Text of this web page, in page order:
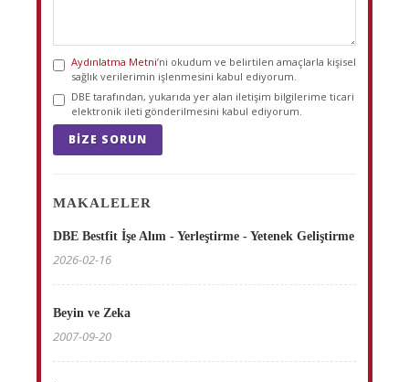
Aydınlatma Metni’ni okudum ve belirtilen amaçlarla kişisel
sağlık verilerimin işlenmesini kabul ediyorum.
DBE tarafından, yukarıda yer alan iletişim bilgilerime ticari
elektronik ileti gönderilmesini kabul ediyorum.
BIZE SORUN
MAKALELER
DBE Bestfit İşe Alım - Yerleştirme - Yetenek Geliştirme
2026-02-16
Beyin ve Zeka
2007-09-20